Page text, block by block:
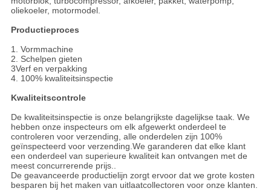
oliekoeler, motormodel.
Productieproces
1. Vormmachine
2. Schelpen gieten
3Verf en verpakking
4. 100% kwaliteitsinspectie
Kwaliteitscontrole
De kwaliteitsinspectie is onze belangrijkste dagelijkse taak. We
hebben onze inspecteurs om elk afgewerkt onderdeel te
controleren voor verzending, alle onderdelen zijn 100%
geïnspecteerd voor verzending.We garanderen dat elke klant
een onderdeel van superieure kwaliteit kan ontvangen met de
meest concurrerende prijs..
De geavanceerde productielijn zorgt ervoor dat we grote kosten
besparen bij het maken van uitlaatcollectoren voor onze klanten.